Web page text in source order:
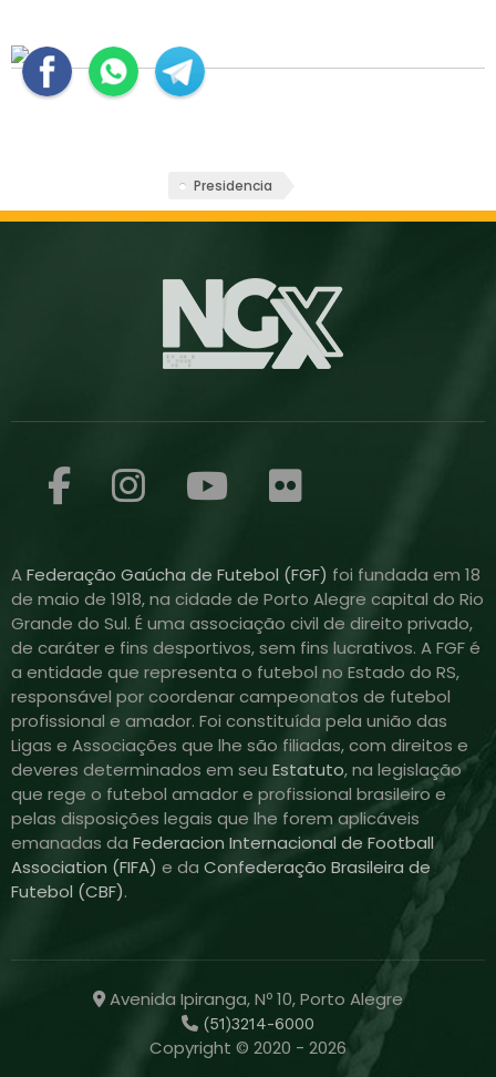
Presidencia
AFederação Gaúcha de Futebol (FGF) foi fundada em 18
de maio de 1918, na cidade de Porto Alegre capital do Rio
Grande do Sul. É uma associação civil de direito privado,
de caráter e fins desportivos, sem fins lucrativos. A FGF é
a entidade que representa o futebol no Estado do RS,
responsável por coordenar campeonatos de futebol
profissional e amador. Foi constituída pela união das
Ligas e Associações que lhe são filiadas, com direitos e
deveres determinados em seu Estatuto, na legislação
que rege o futebol amador e profissional brasileiro e
pelas disposições legais que lhe forem aplicáveis
emanadas da Federacion Internacional de Football
Association (FIFA) e da Confederação Brasileira de
Futebol (CBF).
Avenida Ipiranga, Nº 10, Porto Alegre
(51)3214-6000
Copyright © 2020 - 2026